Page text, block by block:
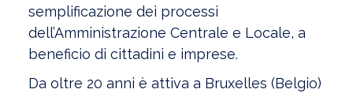
semplificazione dei processi
dell’Amministrazione Centrale e Locale, a
beneficio di cittadini e imprese.
Da oltre 20 anni è attiva a Bruxelles (Belgio)